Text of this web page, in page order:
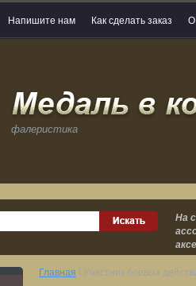
Напишите нам Как сделать заказ О
фалеристика
На
Главная \ Участник боевых